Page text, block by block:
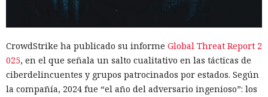
CrowdStrike ha publicado su informe Global Threat Report 2
025, en el que señala un salto cualitativo en las tácticas de
ciberdelincuentes y grupos patrocinados por estados. Según
la compañía, 2024 fue “el año del adversario ingenioso”: los